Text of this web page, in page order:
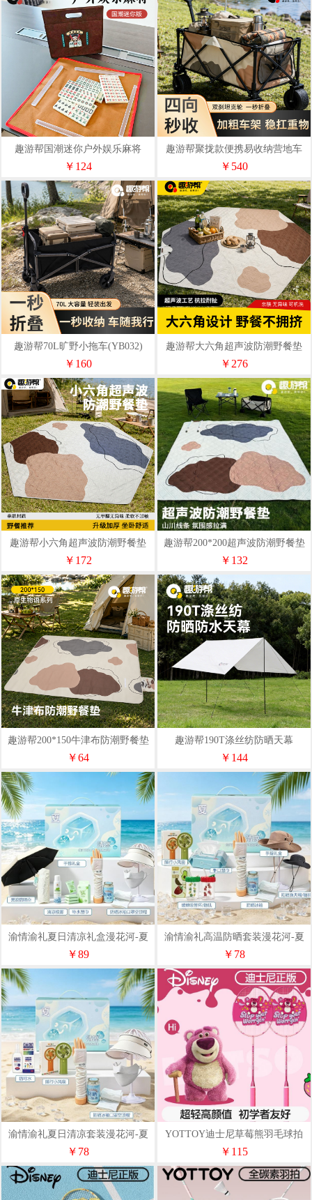
趣游帮国潮迷你户外娱乐麻将
(YQ-5603)
￥124
趣游帮聚拢款便携易收纳营地车
(Qyb07)
￥540
趣游帮70L旷野小拖车(YB032)
￥160
趣游帮大六角超声波防潮野餐垫
(Qyb05)
￥276
趣游帮小六角超声波防潮野餐垫
(Qyb03)
￥172
趣游帮200*200超声波防潮野餐垫
(Qyb02)
￥132
趣游帮200*150牛津布防潮野餐垫
(Qyb01)
￥64
趣游帮190T涤丝纺防晒天幕
（YB13）
￥144
渝情渝礼夏日清凉礼盒漫花河-夏
清集6
￥89
渝情渝礼高温防晒套装漫花河-夏
清集3
￥78
渝情渝礼夏日清凉套装漫花河-夏
清集1
￥78
YOTTOY迪士尼草莓熊羽毛球拍
（复合碳素）（4U双拍）
￥115